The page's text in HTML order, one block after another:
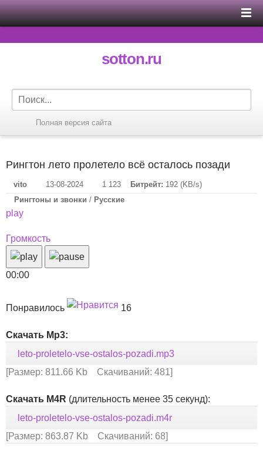
sotton.ru
Полная версия сайта
Рингтон лето пролетело всё осталось позади
vito 13-08-2024 1 123 Битрейт: 192 (KB/s)
Рингтоны и звонки / Русские
play
Громкость
00:00
Понравилось 16
Скачать Mp3:
leto-proletelo-vse-ostalos-pozadi.mp3
[Размер: 811.66 Kb Скачиваний: 481]
Скачать M4R (длительность менее 35 секунд):
leto-proletelo-vse-ostalos-pozadi.m4r
[Размер: 863.87 Kb Скачиваний: 68]